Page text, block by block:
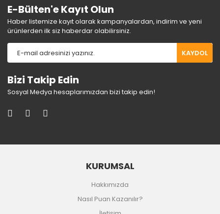
E-Bülten'e Kayıt Olun
Haber listemize kayıt olarak kampanyalardan, indirim ve yeni
ürünlerden ilk siz haberdar olabilirsiniz.
KAYDOL
Bizi Takip Edin
Sosyal Medya hesaplarımızdan bizi takip edin!
KURUMSAL
Hakkımızda
Nasıl Puan Kazanılır?